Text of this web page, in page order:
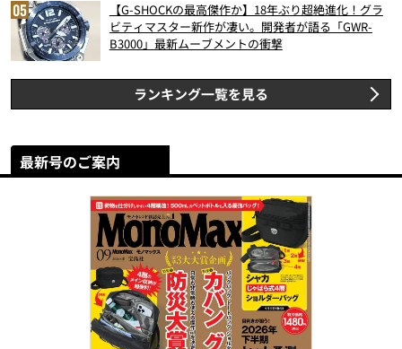
【G-SHOCKの最高傑作か】18年ぶり超絶進化！グラ
ビティマスター新作が凄い。開発者が語る「GWR-
B3000」最新ムーブメントの衝撃
ランキング一覧を見る
最新号のご案内